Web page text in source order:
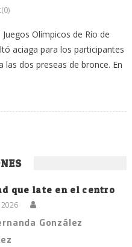
Olímpicos de Río de
aciaga para los participantes
dos preseas de bronce. En
que late en el centro
González